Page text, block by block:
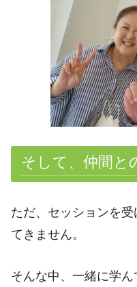
そして、仲間と
ただ、セッションを
てきません。
そんな中、一緒に学